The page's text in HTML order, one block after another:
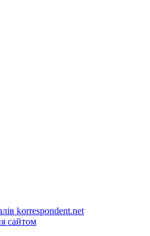
korrespondent.net
сайтом